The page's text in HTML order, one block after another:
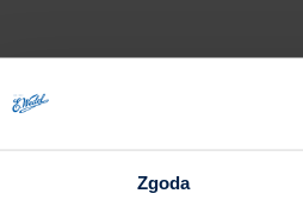
Zgoda